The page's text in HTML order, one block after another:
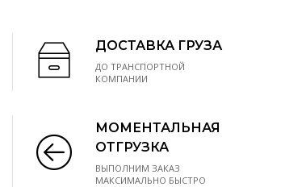
ДОСТАВКА ГРУЗА
ДО ТРАНСПОРТНОЙ
КОМПАНИИ
МОМЕНТАЛЬНАЯ
ОТГРУЗКА
ВЫПОЛНИМ ЗАКАЗ
МАКСИМАЛЬНО БЫСТРО